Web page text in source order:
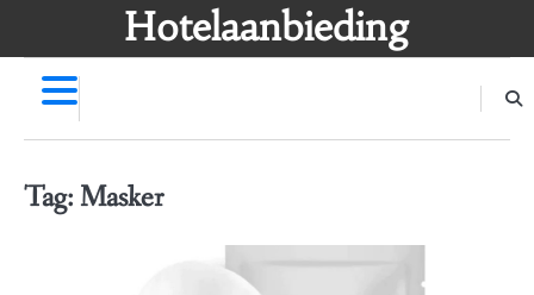
Hotelaanbieding
Tag: Masker